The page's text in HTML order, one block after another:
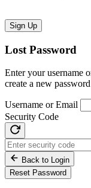
Sign Up
Lost Password
Enter your username
create a new
Username or Email
Security Code
Back to Login
Reset Password